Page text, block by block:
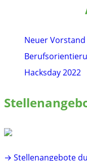
Neuer
Hacksday 2022
→ Stellenangebote